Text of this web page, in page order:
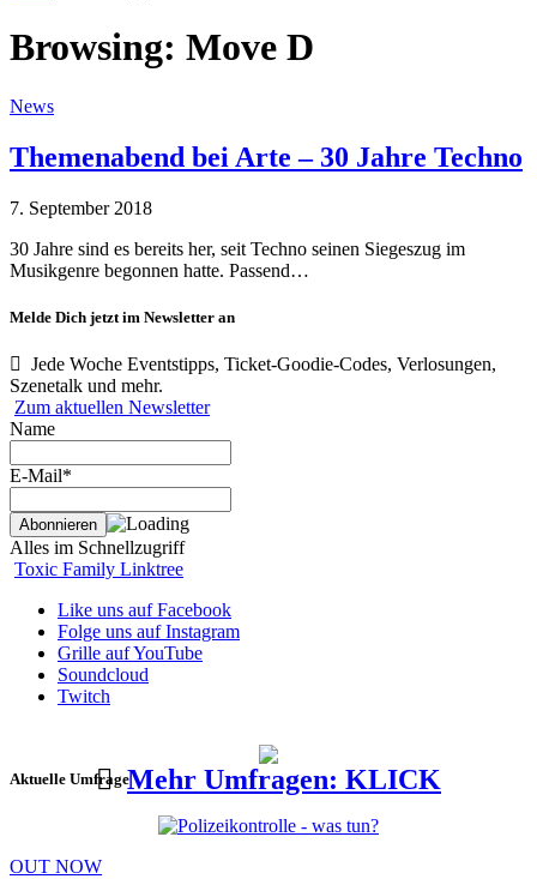
Browsing: Move D
News
Themenabend bei Arte – 30 Jahre Techno
7. September 2018
30 Jahre sind es bereits her, seit Techno seinen Siegeszug im
Musikgenre begonnen hatte. Passend…
Melde Dich jetzt im Newsletter an
Jede Woche Eventstipps, Ticket-Goodie-Codes, Verlosungen,
Szenetalk und mehr.
Zum aktuellen Newsletter
Name
E-Mail*
Alles im Schnellzugriff
Toxic Family Linktree
Like uns auf Facebook
Folge uns auf Instagram
Grille auf YouTube
Soundcloud
Twitch
Aktuelle UmfrageMehr Umfragen: KLICK
OUT NOW